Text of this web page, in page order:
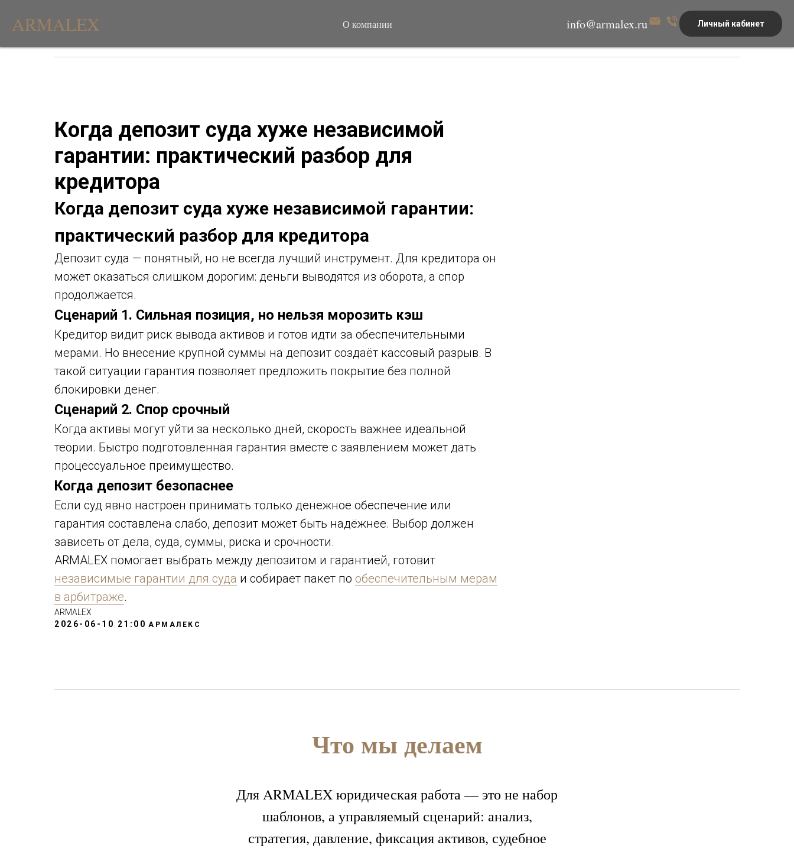
ARMALEX О компании info@armalex.ru Личный кабинет
Когда депозит суда хуже независимой
гарантии: практический разбор для
кредитора
Когда депозит суда хуже независимой гарантии:
практический разбор для кредитора
Депозит суда — понятный, но не всегда лучший инструмент. Для кредитора он
может оказаться слишком дорогим: деньги выводятся из оборота, а спор
продолжается.
Сценарий 1. Сильная позиция, но нельзя морозить кэш
Кредитор видит риск вывода активов и готов идти за обеспечительными
мерами. Но внесение крупной суммы на депозит создаёт кассовый разрыв. В
такой ситуации гарантия позволяет предложить покрытие без полной
блокировки денег.
Сценарий 2. Спор срочный
Когда активы могут уйти за несколько дней, скорость важнее идеальной
теории. Быстро подготовленная гарантия вместе с заявлением может дать
процессуальное преимущество.
Когда депозит безопаснее
Если суд явно настроен принимать только денежное обеспечение или
гарантия составлена слабо, депозит может быть надёжнее. Выбор должен
зависеть от дела, суда, суммы, риска и срочности.
ARMALEX помогает выбрать между депозитом и гарантией, готовит
независимые гарантии для суда и собирает пакет по обеспечительным мерам
в арбитраже.
ARMALEX
2026-06-10 21:00 АРМАЛЕКС
Что мы делаем
Для ARMALEX юридическая работа — это не набор
шаблонов, а управляемый сценарий: анализ,
стратегия, давление, фиксация активов, судебное